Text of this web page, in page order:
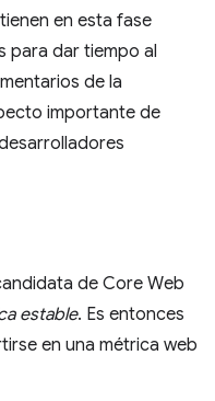
en esta fase
para dar tiempo al
de la
importante de
de Core Web
estable. Es entonces
en una métrica web